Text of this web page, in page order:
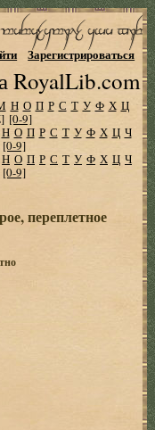
RoyalLib.com
Зарегистрироваться
Н О П Р С Т У Ф Х Ц
[0-9]
Н О П Р С Т У Ф Х Ц Ч
[0-9]
Н О П Р С Т У Ф Х Ц Ч
[0-9]
переплетное